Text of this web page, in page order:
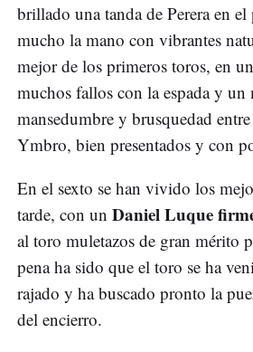
brillado una tanda de Perera en
mucho la mano con vibrantes
mejor de los primeros toros, en
muchos fallos con la espada y un
mansedumbre y brusquedad
Ymbro, bien presentados y con
En el sexto se han vivido los
tarde, con un Daniel Luque
al toro muletazos de gran mérito
pena ha sido que el toro se ha
rajado y ha buscado pronto la
del encierro.